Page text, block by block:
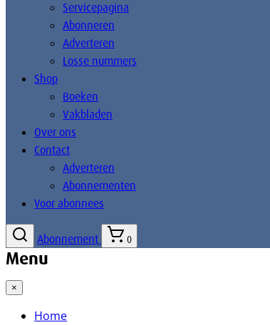
Servicepagina
Abonneren
Adverteren
Losse nummers
Shop
Boeken
Vakbladen
Over ons
Contact
Adverteren
Abonnementen
Voor abonnees
Abonnement 0
Menu
×
Home